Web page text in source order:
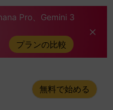
Pro、Gemini 3
プランの比較
無料で始める